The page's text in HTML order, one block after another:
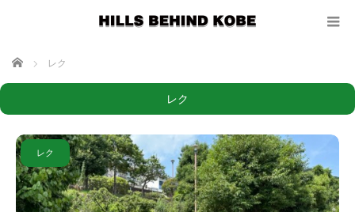
ホーム レク
レク
レク